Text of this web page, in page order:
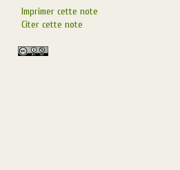
Imprimer cette note
Citer cette note